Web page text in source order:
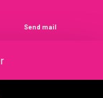
Send mail